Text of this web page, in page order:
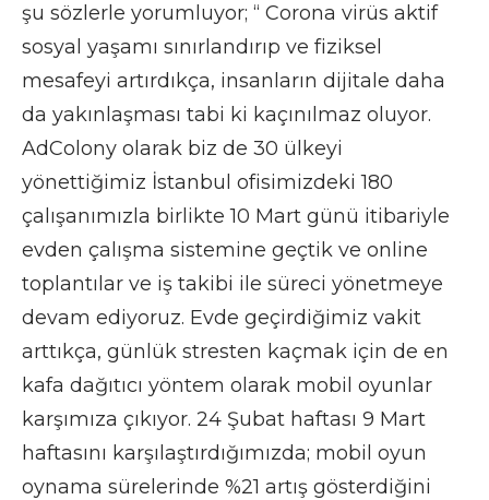
şu sözlerle yorumluyor; “ Corona virüs aktif
sosyal yaşamı sınırlandırıp ve fiziksel
mesafeyi artırdıkça, insanların dijitale daha
da yakınlaşması tabi ki kaçınılmaz oluyor.
AdColony olarak biz de 30 ülkeyi
yönettiğimiz İstanbul ofisimizdeki 180
çalışanımızla birlikte 10 Mart günü itibariyle
evden çalışma sistemine geçtik ve online
toplantılar ve iş takibi ile süreci yönetmeye
devam ediyoruz. Evde geçirdiğimiz vakit
arttıkça, günlük stresten kaçmak için de en
kafa dağıtıcı yöntem olarak mobil oyunlar
karşımıza çıkıyor. 24 Şubat haftası 9 Mart
haftasını karşılaştırdığımızda; mobil oyun
oynama sürelerinde %21 artış gösterdiğini